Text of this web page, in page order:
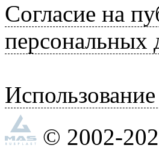
Согласие на
персональных
© 2002-